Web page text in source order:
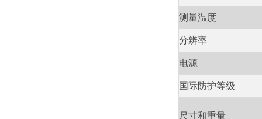
测量温度
分辨率
电源
国际防护等级
尺寸和重量